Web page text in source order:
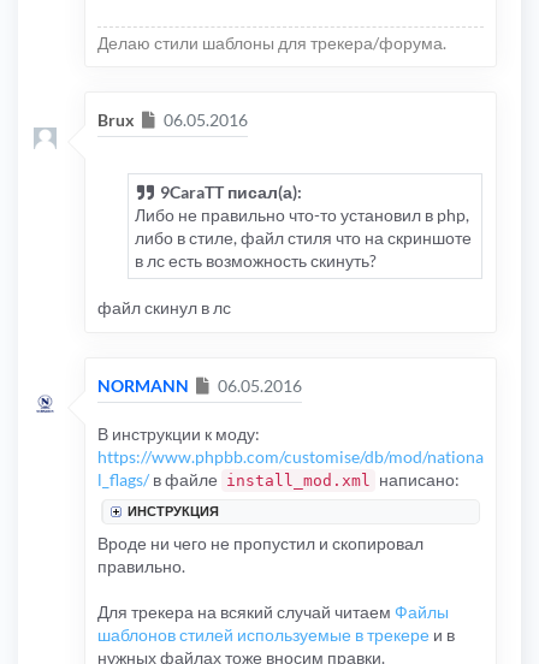
Делаю стили шаблоны для трекера/форума.
Brux Сообщение
06.05.2016
9CaraTT писал(а):
Либо не правильно что-то установил в php,
либо в стиле, файл стиля что на скриншоте
в лс есть возможность скинуть?
файл скинул в лс
NORMANN Сообщение
06.05.2016
В инструкции к моду:
https://www.phpbb.com/customise/db/mod/nationa
l_flags/ в файле install_mod.xml написано:
ИНСТРУКЦИЯ
Вроде ни чего не пропустил и скопировал
правильно.
Для трекера на всякий случай читаем Файлы
шаблонов стилей используемые в трекере и в
нужных файлах тоже вносим правки.